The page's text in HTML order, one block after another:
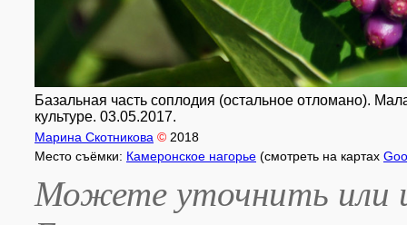
Базальная часть соплодия (остальное отломано).
культуре. 03.05.2017.
Марина Скотникова © 2018
Место съёмки: Камеронское нагорье (смотреть на картах
Можете уточнить или